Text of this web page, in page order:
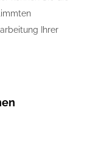
Ihrer